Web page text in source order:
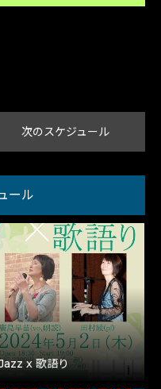
次のスケジュール
ール
x 歌語り